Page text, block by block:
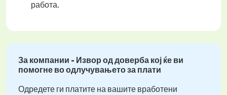
работа.
За компании - Извор од доверба кој ќе ви
помогне во одлучувањето за плати
Одредете ги платите на вашите вработени